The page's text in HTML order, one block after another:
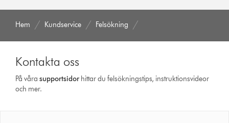
Hem Kundservice Felsökning
Kontakta oss
På vårasupport­sidor hittar du felsökningstips, instruktionsvideor
och mer.